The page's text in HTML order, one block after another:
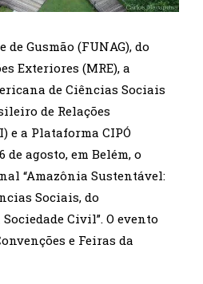
Gusmão (FUNAG), do
Exteriores (MRE), a
de Ciências Sociais
de Relações
e a Plataforma CIPÓ
agosto, em Belém, o
“Amazônia Sustentável:
Sociais, do
Civil”. O evento
e Feiras da